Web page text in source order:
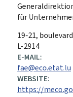
für
ADRESSE:
19-21,
L-2914
E-MAIL:
fae@eco.etat.lu
WEBSITE:
https://